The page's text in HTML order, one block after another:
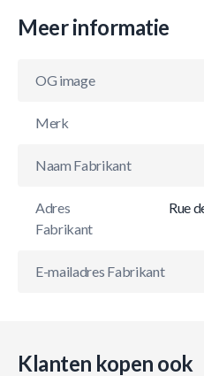
Meer informatie
OG image
Merk
Naam Fabrikant
Adres
Fabrikant
Rue
E-mailadres Fabrikant
Klanten kopen ook